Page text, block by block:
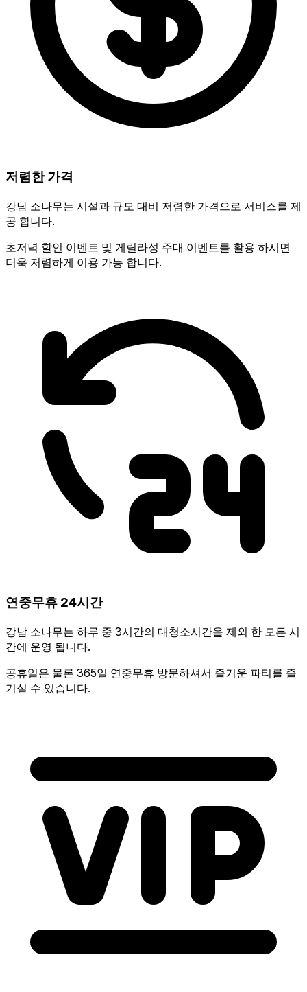
저렴한 가격
강남 소나무는 시설과 규모 대비 저렴한 가격으로 서비스를 제
공 합니다.
초저녁 할인 이벤트 및 게릴라성 주대 이벤트를 활용 하시면
더욱 저렴하게 이용 가능 합니다.
연중무휴 24시간
강남 소나무는 하루 중 3시간의 대청소시간을 제외 한 모든 시
간에 운영 됩니다.
공휴일은 물론 365일 연중무휴 방문하셔서 즐거운 파티를 즐
기실 수 있습니다.